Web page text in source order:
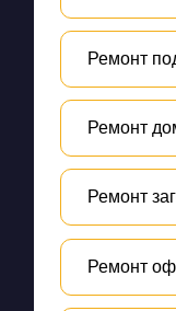
Ремонт
Ремонт
Ремонт
Ремонт